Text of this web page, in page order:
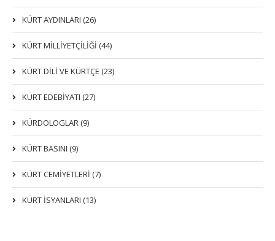
KÜRT AYDINLARI (26)
KÜRT MİLLİYETÇİLİĞİ (44)
KÜRT DİLİ VE KÜRTÇE (23)
KÜRT EDEBİYATI (27)
KÜRDOLOGLAR (9)
KÜRT BASINI (9)
KÜRT CEMİYETLERİ (7)
KÜRT İSYANLARI (13)